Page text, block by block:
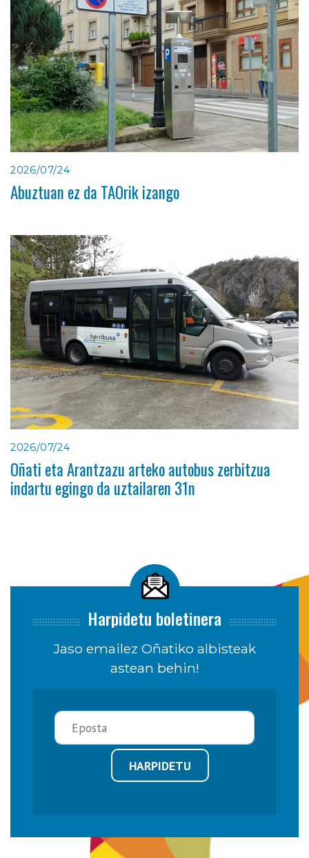
2026/07/24
Abuztuan ez da TAOrik izango
2026/07/24
Oñati eta Arantzazu arteko autobus zerbitzua
indartu egingo da uztailaren 31n
Harpidetu boletinera
Jaso emailez Oñatiko albisteak
astean behin!
HARPIDETU